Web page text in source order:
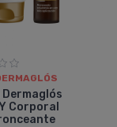
Dermaglós
Corporal